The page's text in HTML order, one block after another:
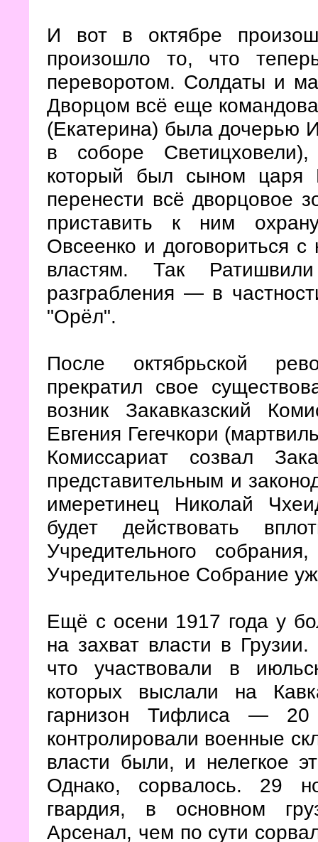
И вот в октябре
произошло то, что
переворотом. Солдаты и
Дворцом всё еще
(Екатерина) была дочерью
в соборе
который был сыном царя
перенести всё дворцовое
приставить к ним
Овсеенко и договориться
властям. Так
разграбления — в
"Орёл".
После октябрьской
прекратил свое
возник Закавказский
Евгения Гегечкори
Комиссариат созвал
представительным и
имеретинец Николай
будет действовать
Учредительного
Учредительное Собрание
Ещё с осени 1917 года у
на захват власти в
что участвовали в
которых выслали на
гарнизон Тифлиса — 20
контролировали военные
власти были, и нелегкое
Однако, сорвалось. 29
гвардия, в основном
Арсенал, чем по сути